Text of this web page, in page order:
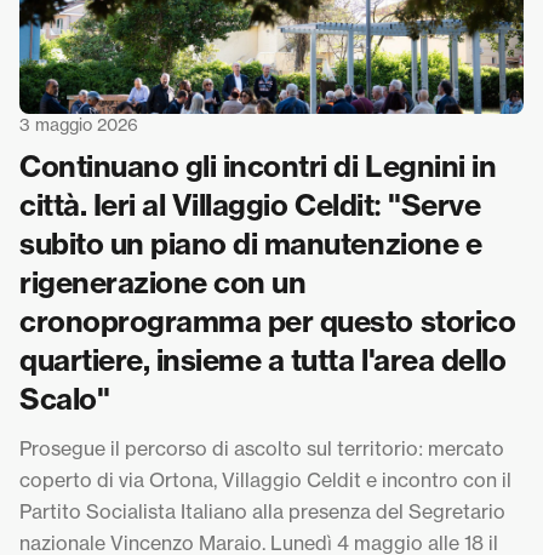
3 maggio 2026
Continuano gli incontri di Legnini in
città. Ieri al Villaggio Celdit: "Serve
subito un piano di manutenzione e
rigenerazione con un
cronoprogramma per questo storico
quartiere, insieme a tutta l'area dello
Scalo"
Prosegue il percorso di ascolto sul territorio: mercato
coperto di via Ortona, Villaggio Celdit e incontro con il
Partito Socialista Italiano alla presenza del Segretario
nazionale Vincenzo Maraio. Lunedì 4 maggio alle 18 il